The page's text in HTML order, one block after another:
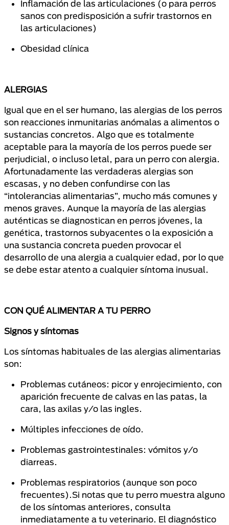
Inflamación de las articulaciones (o para perros
sanos con predisposición a sufrir trastornos en
las articulaciones)
Obesidad clínica
ALERGIAS
Igual que en el ser humano, las alergias de los perros
son reacciones inmunitarias anómalas a alimentos o
sustancias concretos. Algo que es totalmente
aceptable para la mayoría de los perros puede ser
perjudicial, o incluso letal, para un perro con alergia.
Afortunadamente las verdaderas alergias son
escasas, y no deben confundirse con las
“intolerancias alimentarias”, mucho más comunes y
menos graves. Aunque la mayoría de las alergias
auténticas se diagnostican en perros jóvenes, la
genética, trastornos subyacentes o la exposición a
una sustancia concreta pueden provocar el
desarrollo de una alergia a cualquier edad, por lo que
se debe estar atento a cualquier síntoma inusual.
CON QUÉ ALIMENTAR A TU PERRO
Signos y síntomas
Los síntomas habituales de las alergias alimentarias
son:
Problemas cutáneos: picor y enrojecimiento, con
aparición frecuente de calvas en las patas, la
cara, las axilas y/o las ingles.
Múltiples infecciones de oído.
Problemas gastrointestinales: vómitos y/o
diarreas.
Problemas respiratorios (aunque son poco
frecuentes).Si notas que tu perro muestra alguno
de los síntomas anteriores, consulta
inmediatamente a tu veterinario. El diagnóstico